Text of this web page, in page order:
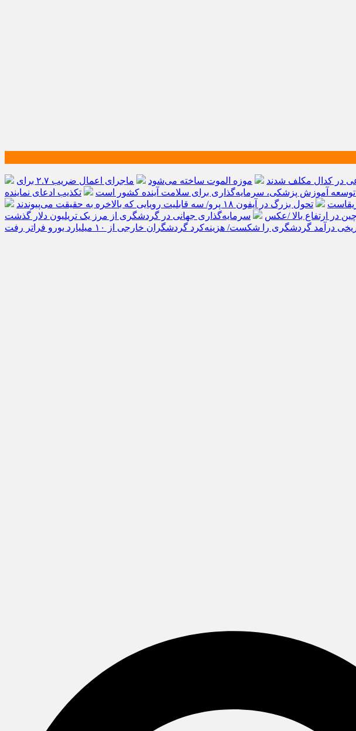
در کدال مکلف شدند موزه الموت ساخته می‌شود
ماجرای اعمال ضریب ۲.۷ برای
آموزش پزشکی، سرمایه‌گذاری برای سلامت آینده کشور است
تکذیب ادعای نماینده
تحول بزرگ در آیفون ۱۸ پرو/ سه قابلیت رویایی که بالاخره به حقیقت می‌پیوندند
در ارتفاع بالا /عکس
درآمد گردشگری را شکست/ هزینه‌کرد گردشگران خارجی از ۱۰ میلیارد یورو فراتر رفت